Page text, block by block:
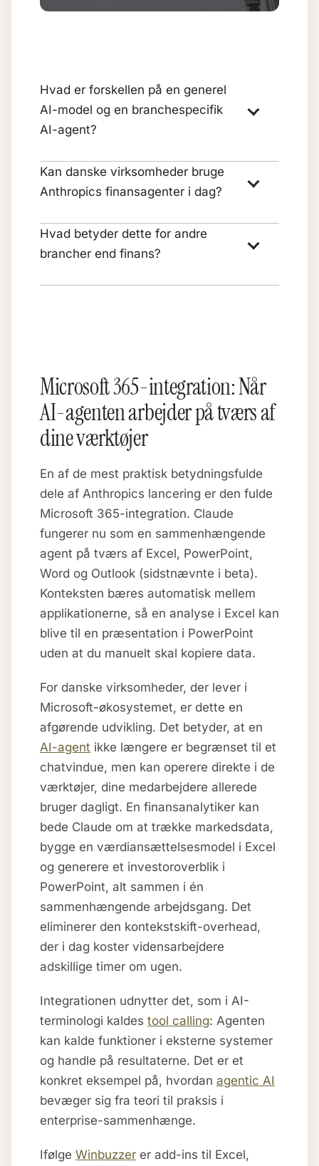
Hvad er forskellen på en generel
AI-model og en branchespecifik
AI-agent?
Kan danske virksomheder bruge
Anthropics finansagenter i dag?
Hvad betyder dette for andre
brancher end finans?
Microsoft 365-integration: Når
AI-agenten arbejder på tværs af
dine værktøjer
En af de mest praktisk betydningsfulde
dele af Anthropics lancering er den fulde
Microsoft 365-integration. Claude
fungerer nu som en sammenhængende
agent på tværs af Excel, PowerPoint,
Word og Outlook (sidstnævnte i beta).
Konteksten bæres automatisk mellem
applikationerne, så en analyse i Excel kan
blive til en præsentation i PowerPoint
uden at du manuelt skal kopiere data.
For danske virksomheder, der lever i
Microsoft-økosystemet, er dette en
afgørende udvikling. Det betyder, at en
AI-agent ikke længere er begrænset til et
chatvindue, men kan operere direkte i de
værktøjer, dine medarbejdere allerede
bruger dagligt. En finansanalytiker kan
bede Claude om at trække markedsdata,
bygge en værdiansættelsesmodel i Excel
og generere et investoroverblik i
PowerPoint, alt sammen i én
sammenhængende arbejdsgang. Det
eliminerer den kontekstskift-overhead,
der i dag koster vidensarbejdere
adskillige timer om ugen.
Integrationen udnytter det, som i AI-
terminologi kaldes tool calling: Agenten
kan kalde funktioner i eksterne systemer
og handle på resultaterne. Det er et
konkret eksempel på, hvordan agentic AI
bevæger sig fra teori til praksis i
enterprise-sammenhænge.
Ifølge Winbuzzer er add-ins til Excel,